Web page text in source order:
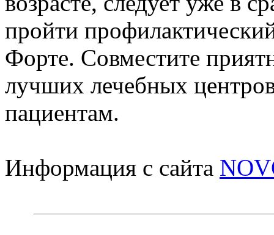
пройти
Форте. Совместите
лучших лечебных
пациентам.
Информация с сайта